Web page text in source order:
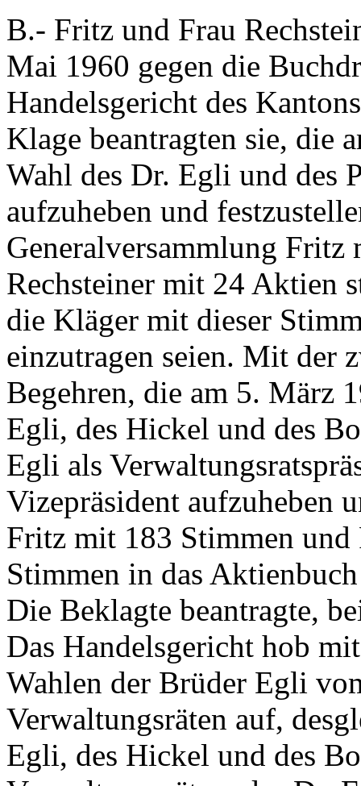
B.- Fritz und Frau
Mai 1960 gegen die
Handelsgericht des
Klage beantragten sie, die
Wahl des Dr. Egli und des
aufzuheben und
Generalversammlung
Rechsteiner mit 24 Aktien
die Kläger mit dieser
einzutragen seien. Mit der
Begehren, die am 5. März
Egli, des Hickel und des
Egli als
Vizepräsident aufzuheben
Fritz mit 183 Stimmen und
Stimmen in das
Die Beklagte beantragte,
Das Handelsgericht hob
Wahlen der Brüder Egli
Verwaltungsräten auf,
Egli, des Hickel und des